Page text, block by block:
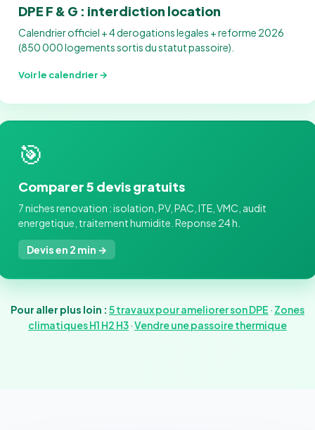
DPE F & G : interdiction location
Calendrier officiel + 4 derogations legales + reforme 2026
(850 000 logements sortis du statut passoire).
Voir le calendrier →
🎯
Comparer 5 devis gratuits
7 niches renovation : isolation, PV, PAC, ITE, VMC, audit
energetique, traitement humidite. Reponse 24 h.
Devis en 2 min →
Pour aller plus loin : 5 travaux pour ameliorer son DPE · Zones
climatiques H1 H2 H3·Vendre une passoire thermique